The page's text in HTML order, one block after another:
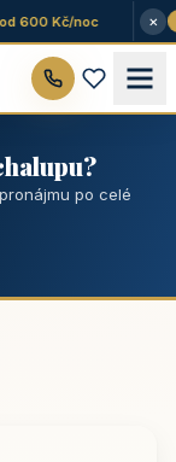
600 Kč/noc ★
×
po celé